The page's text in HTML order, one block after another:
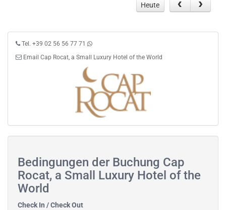
Heute
Tel. +39 02 56 56 77 71
Email Cap Rocat, a Small Luxury Hotel of the World
Bedingungen der Buchung Cap
Rocat, a Small Luxury Hotel of the
World
Check In / Check Out